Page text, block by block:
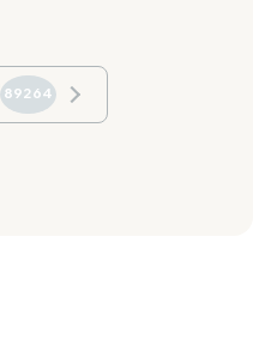
89264